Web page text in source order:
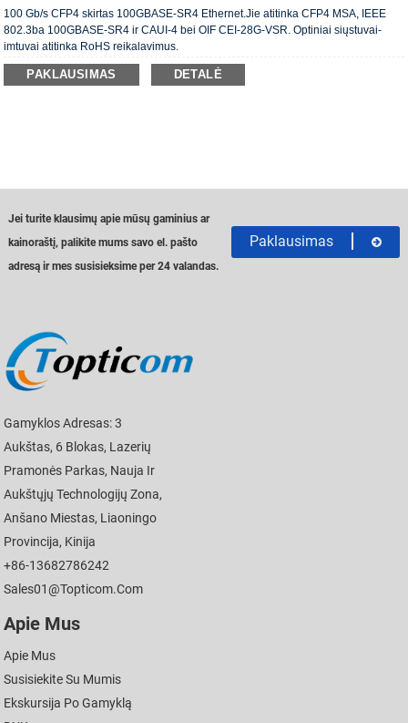
100 Gb/s CFP4 skirtas 100GBASE-SR4 Ethernet.Jie atitinka CFP4 MSA, IEEE
802.3ba 100GBASE-SR4 ir CAUI-4 bei OIF CEI-28G-VSR. Optiniai siųstuvai-
imtuvai atitinka RoHS reikalavimus.
PAKLAUSIMAS DETALĖ
Jei turite klausimų apie mūsų gaminius ar
kainoraštį, palikite mums savo el. pašto
adresą ir mes susisieksime per 24 valandas.
Paklausimas
Gamyklos Adresas: 3
Aukštas, 6 Blokas, Lazerių
Pramonės Parkas, Nauja Ir
Aukštųjų Technologijų Zona,
Anšano Miestas, Liaoningo
Provincija, Kinija
+86-13682786242
Sales01@topticom.com
Apie Mus
Apie Mus
Susisiekite Su Mumis
Ekskursija Po Gamyklą